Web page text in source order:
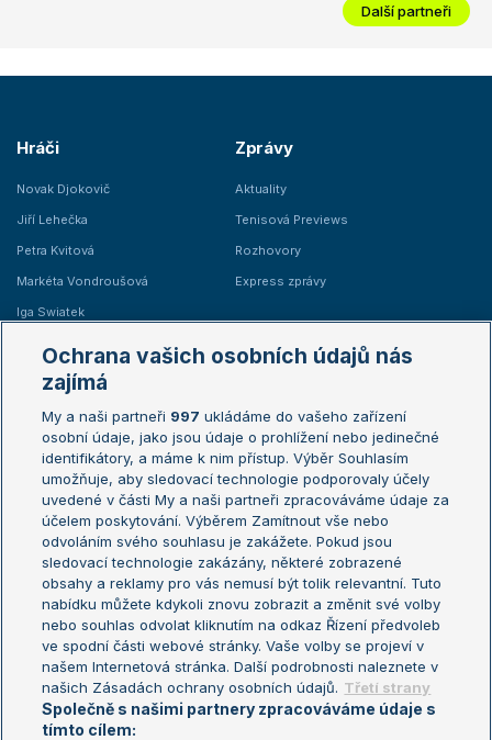
Další partneři
Hráči
Novak Djokovič
Jiří Lehečka
Petra Kvitová
Markéta Vondroušová
Iga Swiatek
Zprávy
Aktuality
Tenisová Previews
Rozhovory
Express zprávy
Žebříčky
Žebříček ATP (muži)
Žebříček WTA (ženy)
Sázkařský žebříček
Australian Open
French Open
Wimbledon
US Open
Turnaj mistrů
Turnaj mistryň
Aktualní trendy
Fotbalové přestupy
Livesport Daily
LS Prague Open
Ochrana vašich osobních údajů nás
zajímá
My a naši partneři 997 ukládáme do vašeho zařízení
osobní údaje, jako jsou údaje o prohlížení nebo jedinečné
identifikátory, a máme k nim přístup. Výběr Souhlasím
umožňuje, aby sledovací technologie podporovaly účely
uvedené v části My a naši partneři zpracováváme údaje za
účelem poskytování. Výběrem Zamítnout vše nebo
odvoláním svého souhlasu je zakážete. Pokud jsou
sledovací technologie zakázány, některé zobrazené
obsahy a reklamy pro vás nemusí být tolik relevantní. Tuto
nabídku můžete kdykoli znovu zobrazit a změnit své volby
nebo souhlas odvolat kliknutím na odkaz Řízení předvoleb
ve spodní části webové stránky. Vaše volby se projeví v
našem Internetová stránka. Další podrobnosti naleznete v
našich Zásadách ochrany osobních údajů. Třetí strany
Společně s našimi partnery zpracováváme údaje s
tímto cílem: